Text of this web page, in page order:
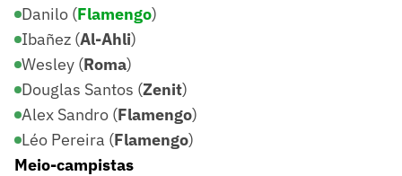
Danilo (Flamengo)
Ibañez (Al-Ahli)
Wesley (Roma)
Douglas Santos (Zenit)
Alex Sandro (Flamengo)
Léo Pereira (Flamengo)
Meio-campistas